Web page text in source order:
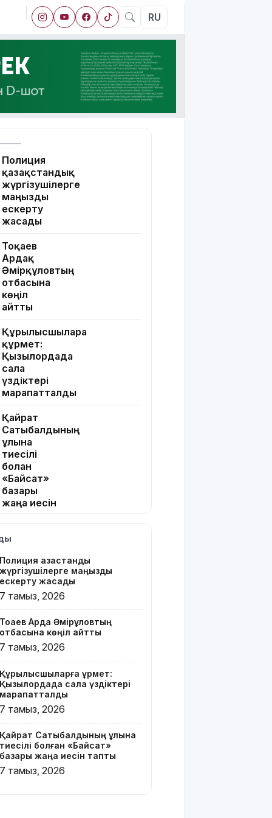
RU
Полиция
қазақстандық
жүргізушілерге
маңызды
ескерту
жасады
Тоқаев
Ардақ
Әмірқұловтың
отбасына
көңіл
айтты
Құрылысшыларға
құрмет:
Қызылордада
сала
үздіктері
марапатталды
Қайрат
Сатыбалдының
ұлына
тиесілі
болған
«Байсат»
базары
жаңа иесін
Қарағандада
бар жейде
киген
жолаушы
қызу
түсті
Президент
Қазақстан
облысының
90
жылдығымен
Телефон
алаяқтығының
жаңа түрі
Полиция қазақстандық
жүргізушілерге маңызды
ескерту жасады
7 тамыз, 2026
Тоқаев Ардақ Әмірқұловтың
отбасына көңіл айтты
7 тамыз, 2026
Құрылысшыларға құрмет:
Қызылордада сала үздіктері
марапатталды
7 тамыз, 2026
Қайрат Сатыбалдының ұлына
тиесілі болған «Байсат»
базары жаңа иесін тапты
7 тамыз, 2026